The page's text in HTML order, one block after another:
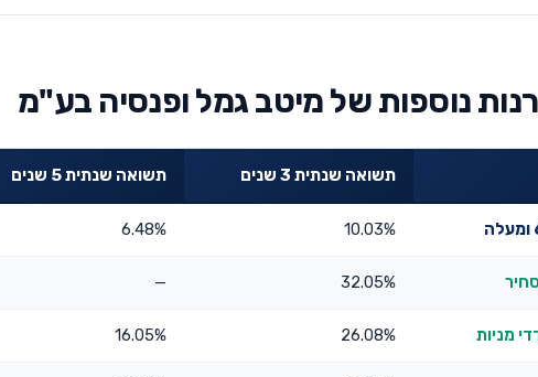
נוספות של מיטב גמל ופנסיה בע"מ
תשואה שנתית 3 שנים תשואה שנתית 5 שנים
10.03%
6.48%
32.05%
—
מניות 26.08%
16.05%